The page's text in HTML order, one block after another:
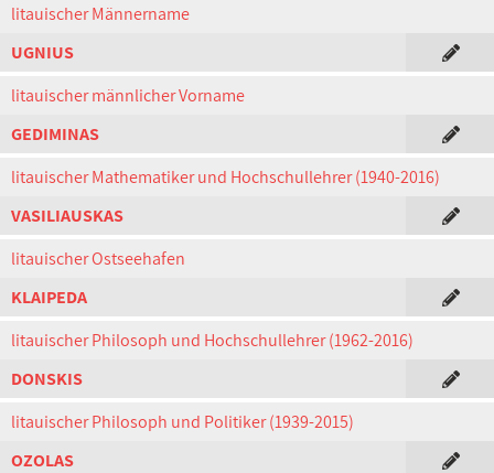
litauischer Männername
UGNIUS
litauischer männlicher Vorname
GEDIMINAS
litauischer Mathematiker und Hochschullehrer (1940-2016)
VASILIAUSKAS
litauischer Ostseehafen
KLAIPEDA
litauischer Philosoph und Hochschullehrer (1962-2016)
DONSKIS
litauischer Philosoph und Politiker (1939-2015)
OZOLAS